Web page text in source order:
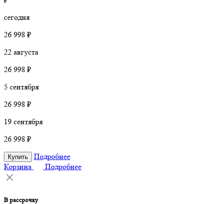
сегодня
26 998 ₽
22 августа
26 998 ₽
5 сентября
26 998 ₽
19 сентября
26 998 ₽
Купить
Подробнее
Корзина
Подробнее
В рассрочку